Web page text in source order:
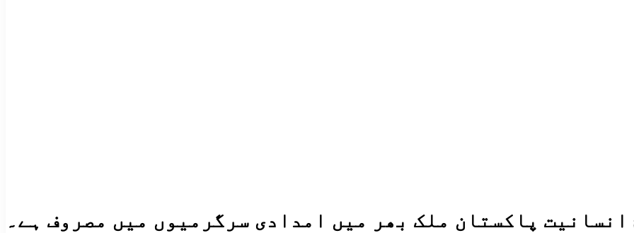
انسانیت پاکستان ملک بھر میں امدادی سرگرمیوں میں مصروف ہے۔